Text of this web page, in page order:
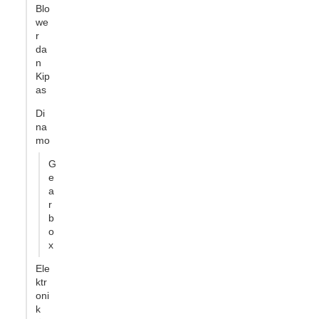
Blo
we
r
da
n
Kip
as
Di
na
mo
G
e
a
r
b
o
x
Ele
ktr
oni
k